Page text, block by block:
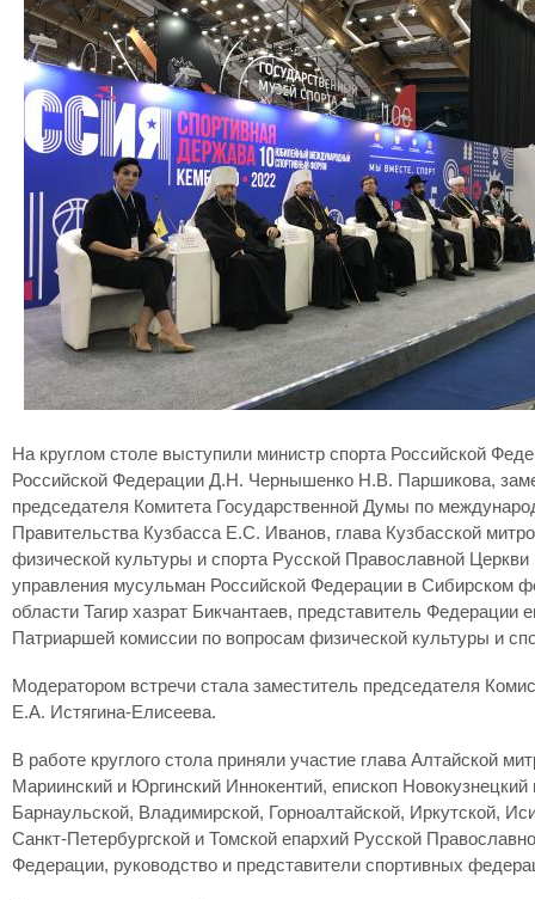
На круглом столе выступили министр спорта Российской
Российской Федерации Д.Н. Чернышенко Н.В. Паршикова,
председателя Комитета Государственной Думы по
Правительства Кузбасса Е.С. Иванов, глава Кузбасской
физической культуры и спорта Русской Православной
управления мусульман Российской Федерации в Сибирском
области Тагир хазрат Бикчантаев, представитель
Патриаршей комиссии по вопросам физической культуры и
Модератором встречи стала заместитель председателя
Е.А. Истягина-Елисеева.
В работе круглого стола приняли участие глава Алтайской
Мариинский и Юргинский Иннокентий, епископ
Барнаульской, Владимирской, Горноалтайской, Иркутской,
Санкт-Петербургской и Томской епархий Русской
Федерации, руководство и представители спортивных